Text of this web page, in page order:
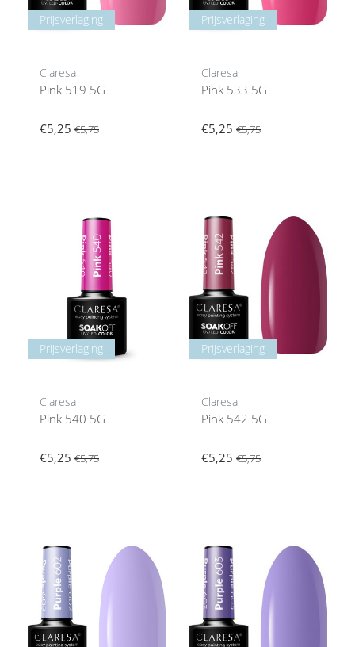
Prijsverlaging
Claresa
Pink 519 5G
€5,25 €5,75
Prijsverlaging
Claresa
Pink 533 5G
€5,25 €5,75
Prijsverlaging
Claresa
Pink 540 5G
€5,25 €5,75
Prijsverlaging
Claresa
Pink 542 5G
€5,25 €5,75